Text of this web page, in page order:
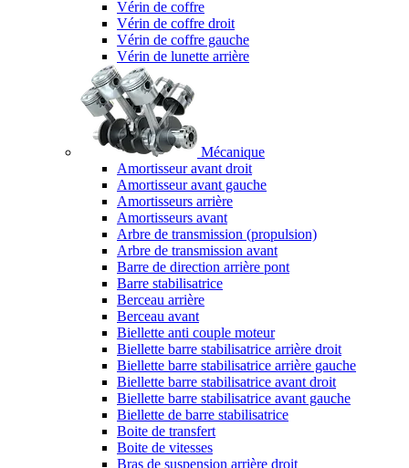
Vérin de coffre
Vérin de coffre droit
Vérin de coffre gauche
Vérin de lunette arrière
Mécanique
Amortisseur avant droit
Amortisseur avant gauche
Amortisseurs arrière
Amortisseurs avant
Arbre de transmission (propulsion)
Arbre de transmission avant
Barre de direction arrière pont
Barre stabilisatrice
Berceau arrière
Berceau avant
Biellette anti couple moteur
Biellette barre stabilisatrice arrière droit
Biellette barre stabilisatrice arrière gauche
Biellette barre stabilisatrice avant droit
Biellette barre stabilisatrice avant gauche
Biellette de barre stabilisatrice
Boite de transfert
Boite de vitesses
Bras de suspension arrière droit